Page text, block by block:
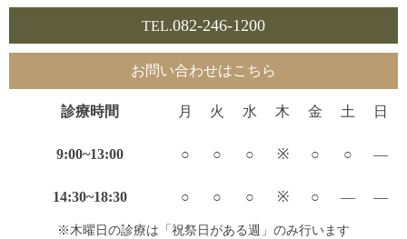
TEL.082-246-1200
お問い合わせはこちら
診療時間 月 火 水 木 金 土 日
9:00~13:00 ○ ○ ○ ※ ○ ○ —
14:30~18:30 ○ ○ ○ ※ ○ — —
※木曜日の診療は「祝祭日がある週」のみ行います